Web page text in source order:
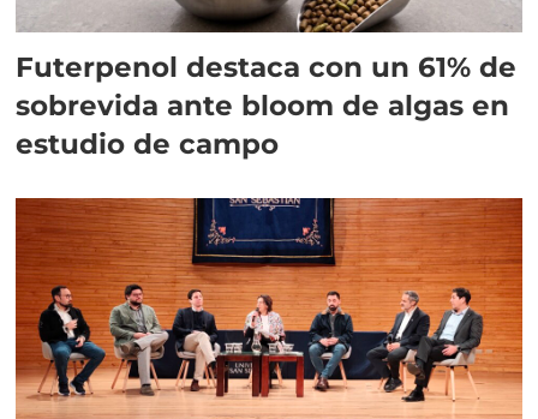
Futerpenol destaca con un 61% de
sobrevida ante bloom de algas en
estudio de campo